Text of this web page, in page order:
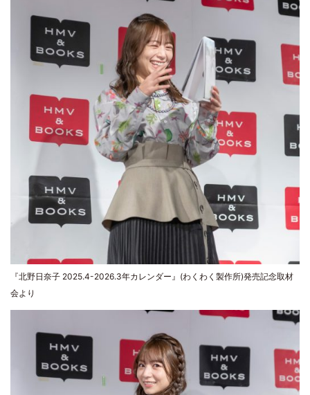
『北野日奈子 2025.4-2026.3年カレンダー』(わくわく製作所)発売記念取材
会より